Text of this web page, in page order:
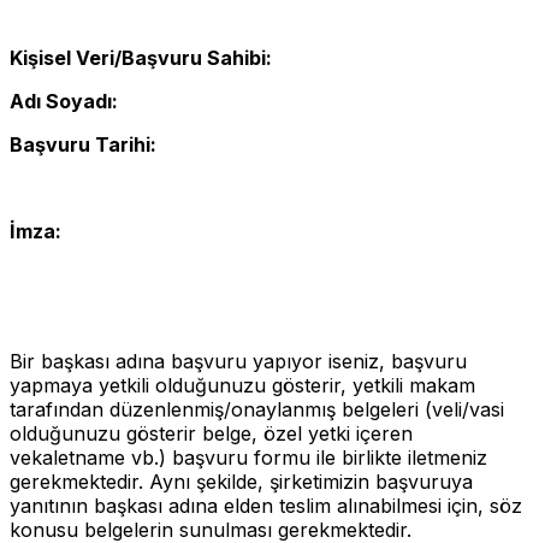
Kişisel Veri/Başvuru Sahibi:
Adı Soyadı:
Başvuru Tarihi:
İmza:
Bir başkası adına başvuru yapıyor iseniz, başvuru
yapmaya yetkili olduğunuzu gösterir, yetkili makam
tarafından düzenlenmiş/onaylanmış belgeleri (veli/vasi
olduğunuzu gösterir belge, özel yetki içeren
vekaletname vb.) başvuru formu ile birlikte iletmeniz
gerekmektedir. Aynı şekilde, şirketimizin başvuruya
yanıtının başkası adına elden teslim alınabilmesi için, söz
konusu belgelerin sunulması gerekmektedir.